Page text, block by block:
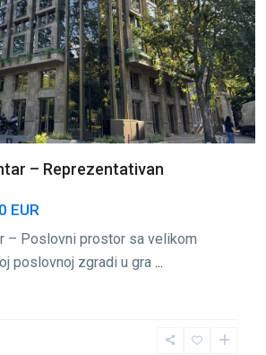
– Reprezentativan
EUR
– Poslovni prostor sa velikom
poslovnoj zgradi u gra ...